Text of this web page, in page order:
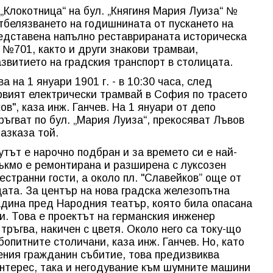
на бул. „Княгиня Мария Луиза“ №
на годишнината от пускането на
напълно реставрираната историческа
както и други знакови трамваи,
на градския транспорт в столицата.
на 1 януари 1901 г. - в 10:30 часа, след
електрически трамвай в София по трасето
каза инж. Ганчев. На 1 януари от депо
по бул. „Мария Луиза“, прекосяват Лъвов
той.
е нарочно подбран и за времето си е най-
е ремонтирана и разширена с луксозен
гости, а около пл. "Славейков” още от
За център на нова градска железопътна
пред Народния театър, която била опасана
Това е проектът на германския инженер
накичен с цветя. Около него са току-що
столичани, каза инж. Ганчев. Но, като
гражданин събитие, това предизвиква
така и негодувание към шумните машини